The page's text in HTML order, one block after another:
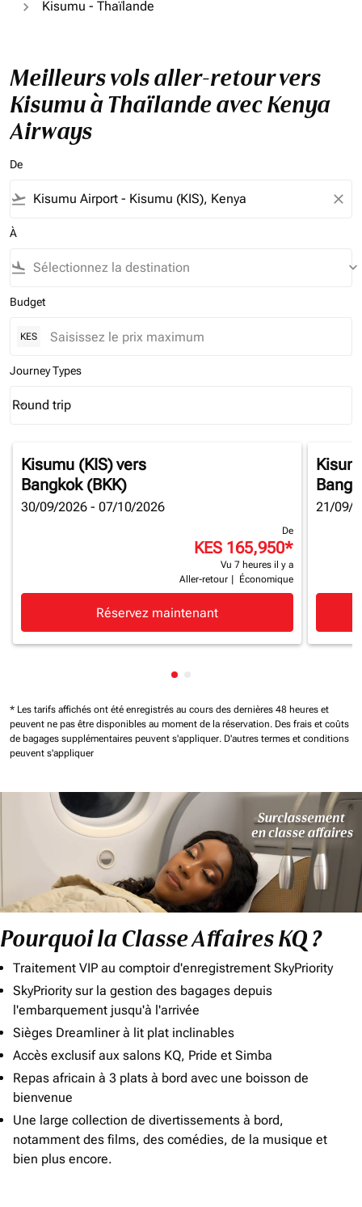
Kisumu - Thaïlande
Meilleurs vols aller-retour vers
Kisumu à Thaïlande avec Kenya
Airways
De
flight_takeoff close
À
flight_land keyboard_arrow_down
Budget
KES
Journey Types
Journey Types option Round trip Selected
Round trip
keyboard_arrow_down
Kisumu (KIS)vers
Bangkok (BKK)
30/09/2026 - 07/10/2026
De
KES 165,950*
Vu 7 heures il y a
Aller-retour
Économique
Réservez maintenant
21/09/
Affichage de cmp-pagination-
* Les tarifs affichés ont été enregistrés au cours des dernières 48 heures et
peuvent ne pas être disponibles au moment de la réservation. Des frais et coûts
de bagages supplémentaires peuvent s'appliquer. D'autres termes et conditions
peuvent s'appliquer
Pourquoi la Classe Affaires KQ ?
Traitement VIP au comptoir d'enregistrement SkyPriority
SkyPriority sur la gestion des bagages depuis
l'embarquement jusqu'à l'arrivée
Sièges Dreamliner à lit plat inclinables
Accès exclusif aux salons KQ, Pride et Simba
Repas africain à 3 plats à bord avec une boisson de
bienvenue
Une large collection de divertissements à bord,
notamment des films, des comédies, de la musique et
bien plus encore.